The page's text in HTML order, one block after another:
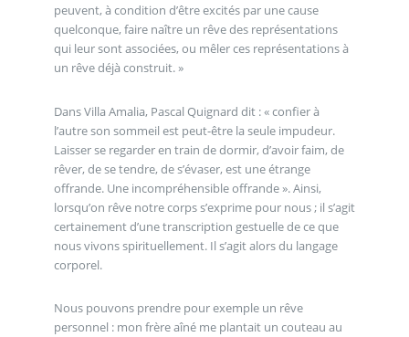
peuvent, à condition d’être excités par une cause
quelconque, faire naître un rêve des représentations
qui leur sont associées, ou mêler ces représentations à
un rêve déjà construit. »
Dans Villa Amalia, Pascal Quignard dit : « confier à
l’autre son sommeil est peut-être la seule impudeur.
Laisser se regarder en train de dormir, d’avoir faim, de
rêver, de se tendre, de s’évaser, est une étrange
offrande. Une incompréhensible offrande ». Ainsi,
lorsqu’on rêve notre corps s’exprime pour nous ; il s’agit
certainement d’une transcription gestuelle de ce que
nous vivons spirituellement. Il s’agit alors du langage
corporel.
Nous pouvons prendre pour exemple un rêve
personnel : mon frère aîné me plantait un couteau au